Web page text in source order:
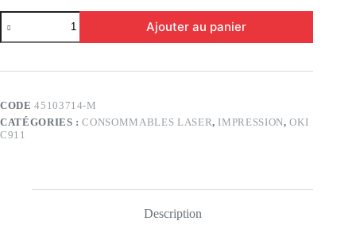
quantité
de
Tambour
OKI
Ajouter au panier
CODE45103714-M
CATÉGORIES :CONSOMMABLES LASER, IMPRESSION,OKI
C911
Description